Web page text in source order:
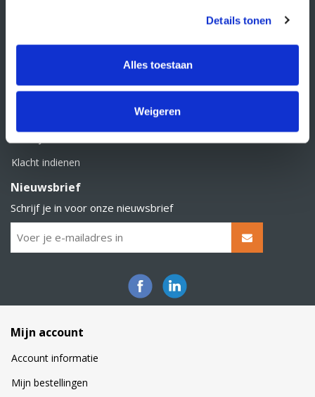
Details tonen
Alles toestaan
Weigeren
Retourbeleid
Klacht indienen
Nieuwsbrief
Schrijf je in voor onze nieuwsbrief
Mijn account
Account informatie
Mijn bestellingen